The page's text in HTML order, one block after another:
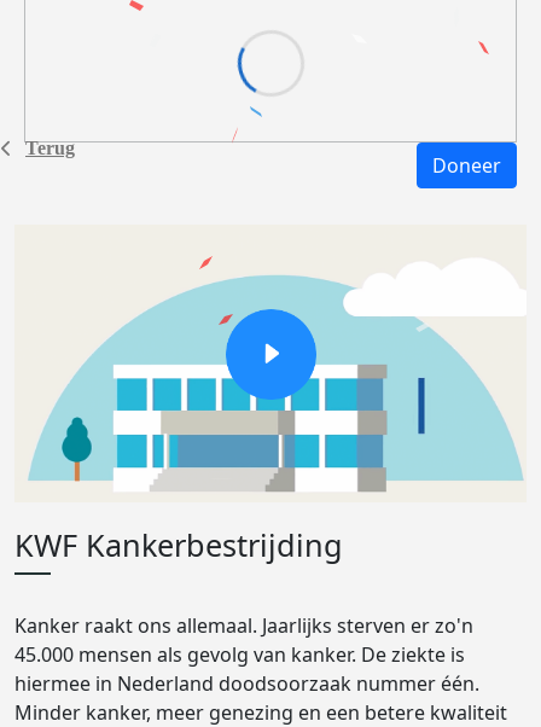
Terug
Doneer
KWF Kankerbestrijding
Kanker raakt ons allemaal. Jaarlijks sterven er zo'n
45.000 mensen als gevolg van kanker. De ziekte is
hiermee in Nederland doodsoorzaak nummer één.
Minder kanker, meer genezing en een betere kwaliteit